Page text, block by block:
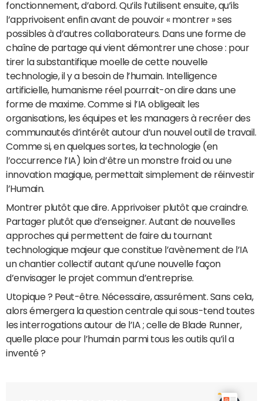
fonctionnement, d’abord. Qu’ils l’utilisent ensuite, qu’ils
l’apprivoisent enfin avant de pouvoir « montrer » ses
possibles à d’autres collaborateurs. Dans une forme de
chaîne de partage qui vient démontrer une chose : pour
tirer la substantifique moelle de cette nouvelle
technologie, il y a besoin de l’humain. Intelligence
artificielle, humanisme réel pourrait-on dire dans une
forme de maxime. Comme si l’IA obligeait les
organisations, les équipes et les managers à recréer des
communautés d’intérêt autour d’un nouvel outil de travail.
Comme si, en quelques sortes, la technologie (en
l’occurrence l’IA) loin d’être un monstre froid ou une
innovation magique, permettait simplement de réinvestir
l’Humain.
Montrer plutôt que dire. Apprivoiser plutôt que craindre.
Partager plutôt que d’enseigner. Autant de nouvelles
approches qui permettent de faire du tournant
technologique majeur que constitue l’avènement de l’IA
un chantier collectif autant qu’une nouvelle façon
d’envisager le projet commun d’entreprise.
Utopique ? Peut-être. Nécessaire, assurément. Sans cela,
alors émergera la question centrale qui sous-tend toutes
les interrogations autour de l’IA ; celle de Blade Runner,
quelle place pour l’humain parmi tous les outils qu’il a
inventé ?